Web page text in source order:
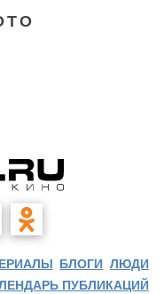
БЛОГИ ЛЮДИ
ПУБЛИКАЦИЙ